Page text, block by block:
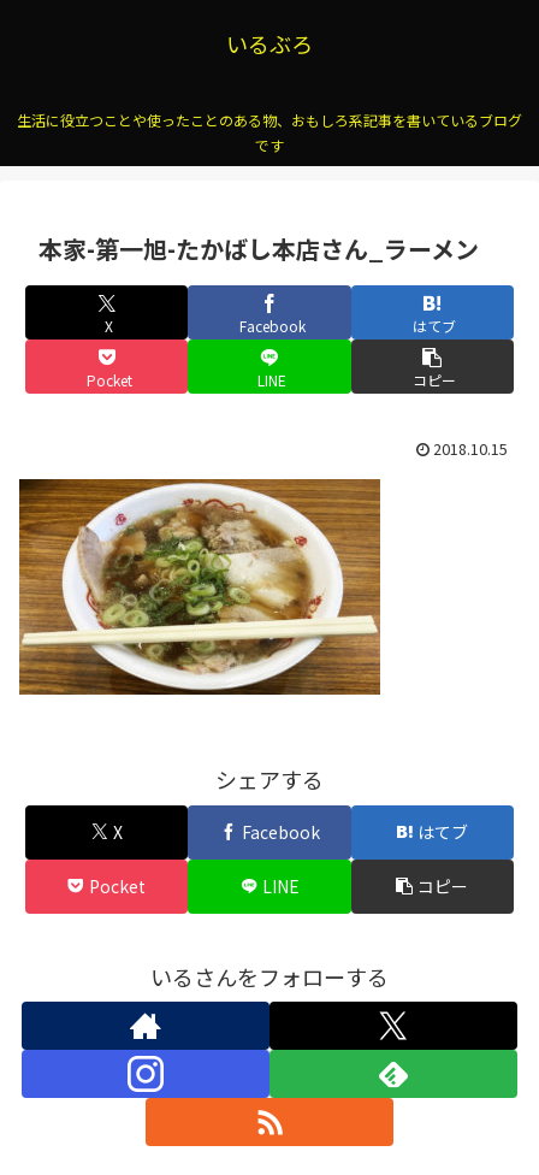
いるぶろ
生活に役立つことや使ったことのある物、おもしろ系記事を書いているブログ
です
本家-第一旭-たかばし本店さん_ラーメン
X Facebook はてブ
Pocket LINE コピー
2018.10.15
シェアする
X Facebook はてブ
Pocket LINE コピー
いるさんをフォローする